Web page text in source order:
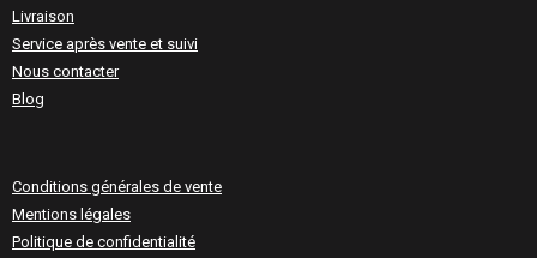
Livraison
Service après vente et suivi
Nous contacter
Blog
Conditions générales de vente
Mentions légales
Politique de confidentialité